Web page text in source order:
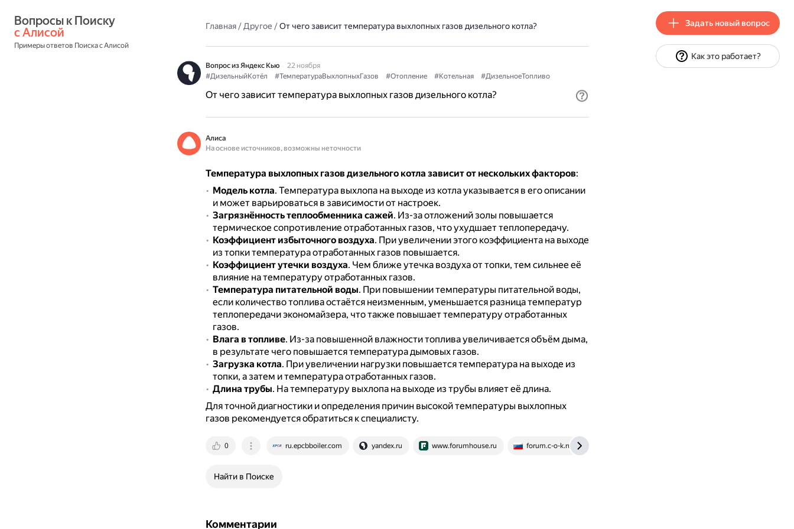
с Алисой
Примеры ответов Поиска с Алисой
Главная/Другое /От чего зависит температура выхлопных газов дизельного котла?
Вопрос из Яндекс Кью
22 ноября
#ДизельныйКотёл
#ТемператураВыхлопныхГазов #Отопление #Котельная #ДизельноеТопливо
От чего зависит температура выхлопных газов дизельного котла?
Алиса
На основе источников, возможны неточности
Температура выхлопных газов дизельного котла зависит от нескольких факторов:
Модель котла. Температура выхлопа на выходе из котла указывается в его описании
и может варьироваться в зависимости от настроек.
Загрязнённость теплообменника сажей. Из-за отложений золы повышается
термическое сопротивление отработанных газов, что ухудшает теплопередачу.
Коэффициент избыточного воздуха. При увеличении этого коэффициента на выходе
из топки температура отработанных газов повышается.
Коэффициент утечки воздуха. Чем ближе утечка воздуха от топки, тем сильнее её
влияние на температуру отработанных газов.
Температура питательной воды. При повышении температуры питательной воды,
если количество топлива остаётся неизменным, уменьшается разница температур
теплопередачи экономайзера, что также повышает температуру отработанных
газов.
Влага в топливе. Из-за повышенной влажности топлива увеличивается объём дыма,
в результате чего повышается температура дымовых газов.
Загрузка котла. При увеличении нагрузки повышается температура на выходе из
топки, а затем и температура отработанных газов.
Длина трубы. На температуру выхлопа на выходе из трубы влияет её длина.
Для точной диагностики и определения причин высокой температуры выхлопных
газов рекомендуется обратиться к специалисту.
0 ru.epcbboiler.com yandex.ru www.forumhouse.ru forum.c-o-k.ru
Найти в Поиске
Комментарии
Задать новый вопрос
Как это работает?